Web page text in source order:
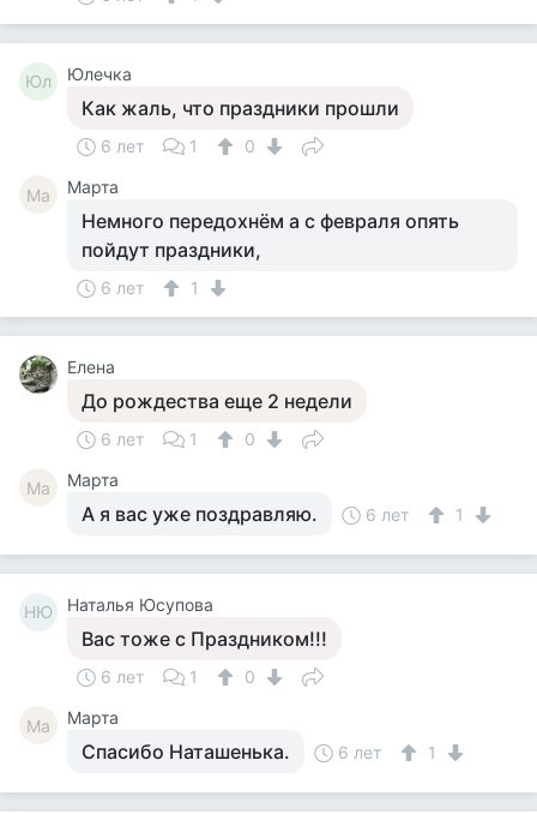
Юл Юлечка
Как жаль, что праздники прошли
6 лет 1 0
Ма Марта
Немного передохнём а с февраля опять
пойдут праздники,
6 лет 1
Елена
До рождества еще 2 недели
6 лет 1 0
Ма Марта
А я вас уже поздравляю. 6 лет 1
НЮ Наталья Юсупова
Вас тоже с Праздником!!!
6 лет 1 0
Ма Марта
Спасибо Наташенька. 6 лет 1